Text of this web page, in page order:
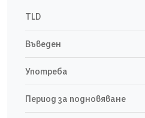
TLD
Въведен
Употреба
Период за подновяване